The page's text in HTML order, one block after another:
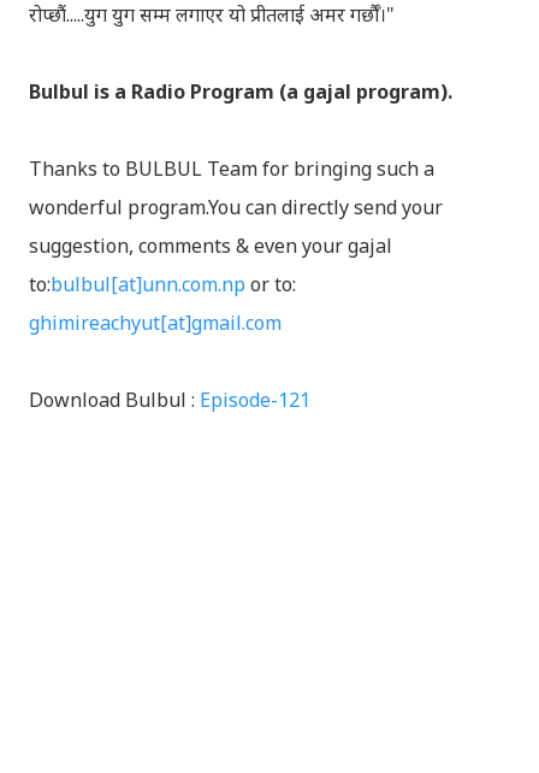
रोप्छौं.....युग युग सम्म लगाएर यो प्रीतलाई अमर गर्छौँ।"
Bulbul is a Radio Program (a gajal program).
Thanks to BULBUL Team for bringing such a
wonderful program.You can directly send your
suggestion, comments & even your gajal
to:bulbul[at]unn.com.np or to:
ghimireachyut[at]gmail.com
Download Bulbul : Episode-121